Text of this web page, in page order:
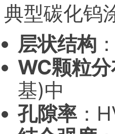
典型碳化钨
层状结构
WC颗粒
基)中
孔隙率 ：